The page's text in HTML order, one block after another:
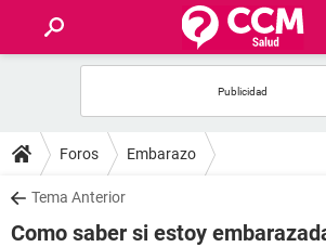
FOROS
SALUD
Foros Embarazo
Tema Anterior
Como saber si estoy